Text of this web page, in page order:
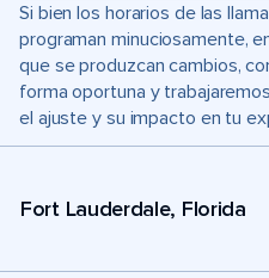
Si bien los horarios de las
programan minuciosamente,
que se produzcan cambios,
forma oportuna y
el ajuste y su impacto en tu
Fort Lauderdale, Florida